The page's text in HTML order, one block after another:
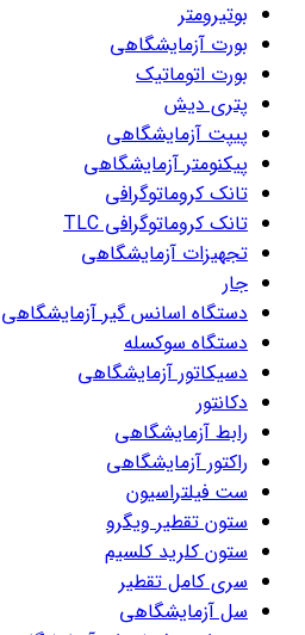
بوتیرومتر
بورت آزمایشگاهی
بورت اتوماتیک
پتری دیش
پیپت آزمایشگاهی
پیکنومتر آزمایشگاهی
تانک کروماتوگرافی
تانک کروماتوگرافی TLC
تجهیزات آزمایشگاهی
جار
دستگاه اسانس گیر آزمایشگاهی
دستگاه سوکسله
دسیکاتور آزمایشگاهی
دکانتور
رابط آزمایشگاهی
راکتور آزمایشگاهی
ست فیلتراسیون
ستون تقطیر ویگرو
ستون کلرید کلسیم
سری کامل تقطیر
سل آزمایشگاهی